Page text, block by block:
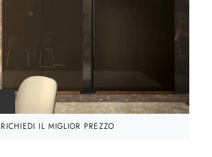
RICHIEDI IL MIGLIOR PREZZO